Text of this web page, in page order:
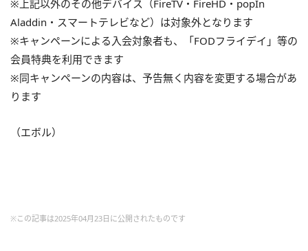
※上記以外のその他デバイス（FireTV・FireHD・popIn
Aladdin・スマートテレビなど）は対象外となります
※キャンペーンによる入会対象者も、「FODフライデイ」等の
会員特典を利用できます
※同キャンペーンの内容は、予告無く内容を変更する場合があ
ります
（エボル）
※この記事は2025年04月23日に公開されたものです